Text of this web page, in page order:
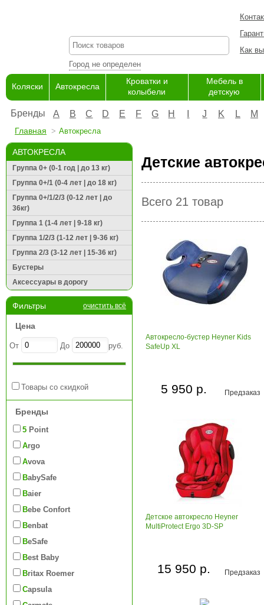
Город не определен
Как
Коляски Автокресла
Кроватки и
колыбели
Мебель в
детскую
Бренды A B C D E F G H J K L M
Главная Автокресла
АВТОКРЕСЛА
Группа 0+ (0-1 год | до 13 кг)
Группа 0+/1 (0-4 лет | до 18 кг)
Группа 0+/1/2/3 (0-12 лет | до
36кг)
Группа 1 (1-4 лет | 9-18 кг)
Группа 1/2/3 (1-12 лет | 9-36 кг)
Группа 2/3 (3-12 лет | 15-36 кг)
Бустеры
Аксессуары в дорогу
Фильтры очистить всё
Цена
От До руб.
Товары со скидкой
Бренды
5 Point
Argo
Avova
BabySafe
Baier
Bebe Confort
Benbat
BeSafe
Best Baby
Britax Roemer
Capsula
Детские
Всего 21 товар
Автокресло-бустер Heyner Kids
SafeUp XL
Предзаказ
5 950 р.
Детское автокресло Heyner
MultiProtect Ergo 3D-SP
Предзаказ
15 950 р.